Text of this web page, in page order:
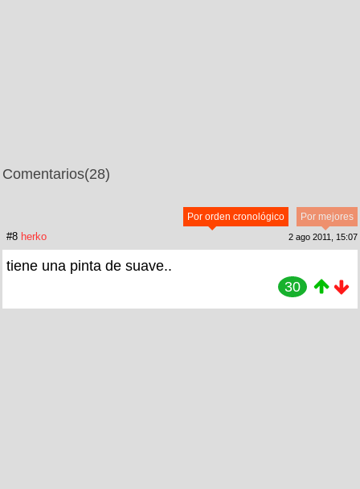
Comentarios(28)
Por mejores
Por orden cronológico
#8 herko 2 ago 2011, 15:07
tiene una pinta de suave..
30